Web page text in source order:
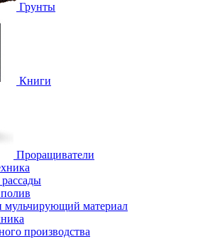
Грунты
Книги
Проращиватели
мульчирующий материал
производства